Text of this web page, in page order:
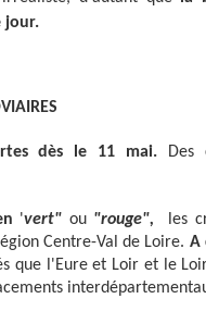
jour.
dès le 11 mai. Des
'vert" ou "rouge", les
Centre-Val de Loire. A
que l'Eure et Loir et le